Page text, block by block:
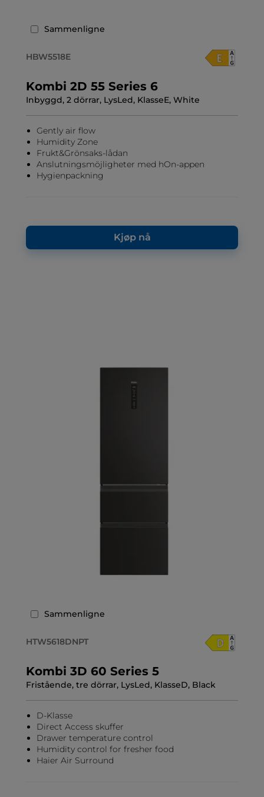
Sammenligne
HBW5518E
Kombi 2D 55 Series 6
Inbyggd, 2 dörrar, LysLed, KlasseE, White
Gently air flow
Humidity Zone
Frukt&Grönsaks-lådan
Anslutningsmöjligheter med hOn-appen
Hygienpackning
Kjøp nå
Sammenligne
HTW5618DNPT
Kombi 3D 60 Series 5
Fristående, tre dörrar, LysLed, KlasseD, Black
D-Klasse
Direct Access skuffer
Drawer temperature control
Humidity control for fresher food
Haier Air Surround